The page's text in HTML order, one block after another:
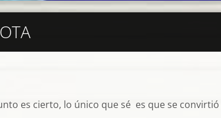
es cierto, lo único que sé es que se convirtió